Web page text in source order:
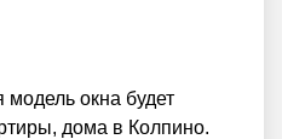
окна будет
дома в Колпино.